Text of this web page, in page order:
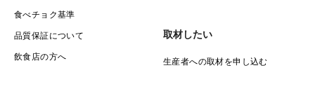
食べチョク基準
品質保証について
飲食店の方へ
取材したい
生産者への取材を申し込む